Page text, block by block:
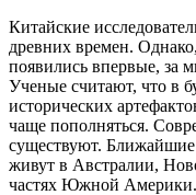
Китайские
древних времен.
появились впервые, за
Ученые считают, что в
исторических
чаще пополняться.
существуют.
живут в Австралии,
частях Южной Америки.